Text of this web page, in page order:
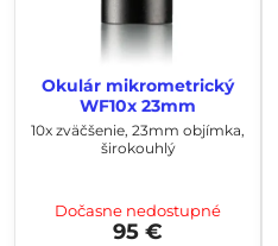
Okulár mikrometrický
WF10x 23mm
10x zväčšenie, 23mm objímka,
širokouhlý
Dočasne nedostupné
95 €